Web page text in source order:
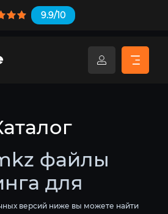
9.9/10
файлы
для
версий ниже вы можете найти